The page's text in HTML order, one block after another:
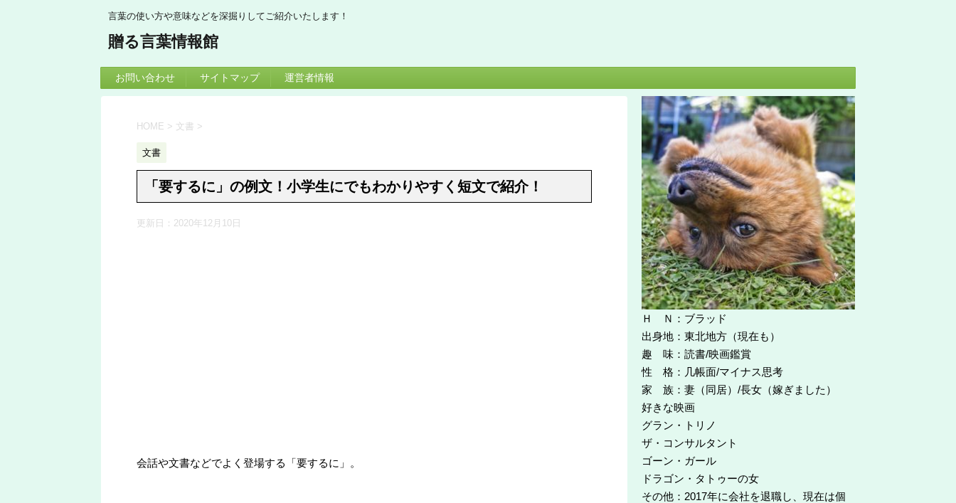
言葉の使い方や意味などを深掘りしてご紹介いたします！
贈る言葉情報館
お問い合わせ サイトマップ 運営者情報
HOME > 文書 >
文書
「要するに」の例文！小学生にでもわかりやすく短文で紹介！
更新日： 2020年12月10日
会話や文書などでよく登場する「要するに」。
Ｈ Ｎ：ブラッド
出身地：東北地方（現在も）
趣 味：読書/映画鑑賞
性 格：几帳面/マイナス思考
家 族：妻（同居）/長女（嫁ぎました）
好きな映画
グラン・トリノ
ザ・コンサルタント
ゴーン・ガール
ドラゴン・タトゥーの女
その他：2017年に会社を退職し、現在は個